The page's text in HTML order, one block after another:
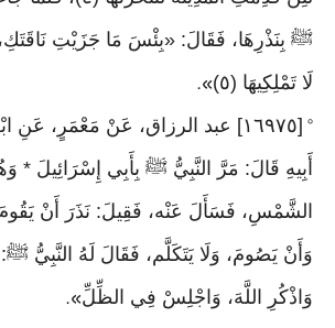
ﷺ بِنَذْرِهَا، فَقَالَ: «بِئْسَ مَا جَزَيْتِ نَاقَتَكِ،
لَا تَمْلِكِيهَا (٥)
».
°
[١٦٩٧٥] عبد الرزاق، عَنْ مَعْمَرٍ،
أَبِيهِ قَالَ: مَرَّ النَّبِيُّ ﷺ بِأَبِي إِسْرَائِيلَ *
الشَّمْسِ، فَسَأَلَ عَنْه، فَقِيلَ: نَذَرَ أَنْ
وَأَنْ يَصُومَ، وَلَا يَتَكَلَّم، فَقَالَ لَهُ
وَاذْكُرِ اللَّهَ، وَاجْلِسْ فِي الظِّلِّ».